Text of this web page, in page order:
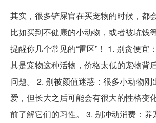
其实，很多铲屎官在买宠物的时候，都会
比如买到不健康的小动物，或者被坑钱
提醒你几个常见的“雷区”！ 1. 别贪便宜
其是宠物这种活物，价格太低的宠物背
问题。 2. 别被颜值迷惑：很多小动物
爱，但长大之后可能会有很大的性格变
前了解它们的习性。 3. 别冲动消费：养